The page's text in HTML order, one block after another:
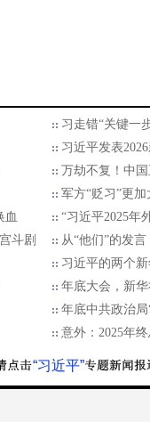
习走错“关键一
习近平发表
万劫不复！中
军方“贬习”更加
血
“习近平2025年
斗剧
从“他们”的发
习近平的两个
年底大会，新
年底中共政治
意外：2025年
“习近平”